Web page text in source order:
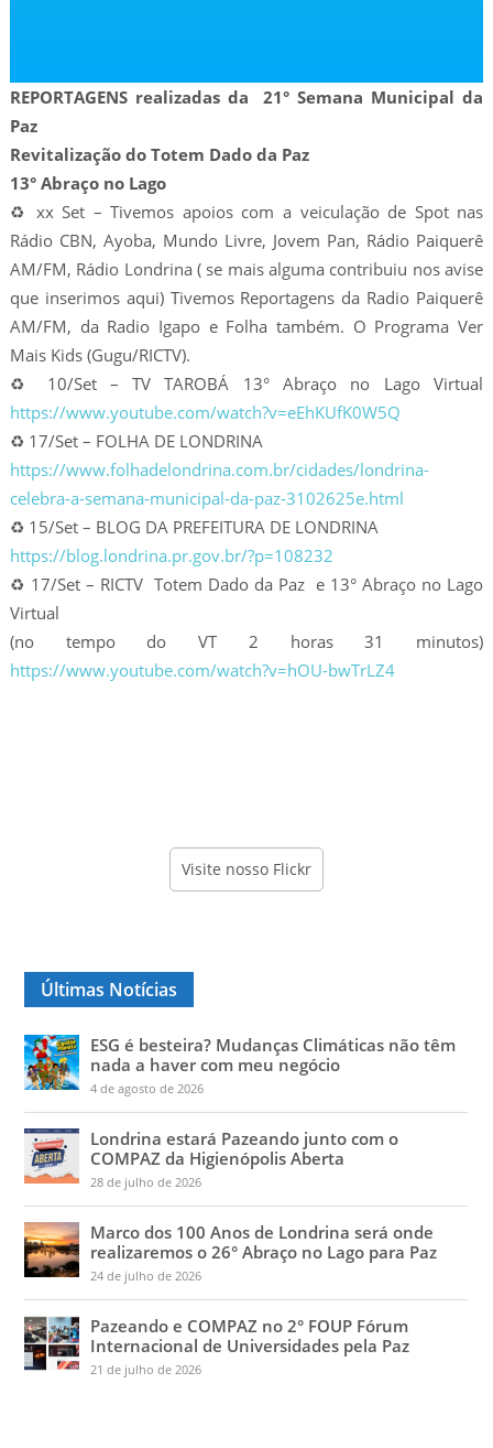
REPORTAGENS realizadas da 21° Semana Municipal da
Paz
Revitalização do Totem Dado da Paz
13° Abraço no Lago
♻️ xx Set – Tivemos apoios com a veiculação de Spot nas
Rádio CBN, Ayoba, Mundo Livre, Jovem Pan, Rádio Paiquerê
AM/FM, Rádio Londrina ( se mais alguma contribuiu nos avise
que inserimos aqui) Tivemos Reportagens da Radio Paiquerê
AM/FM, da Radio Igapo e Folha também. O Programa Ver
Mais Kids (Gugu/RICTV).
♻️ 10/Set – TV TAROBÁ 13° Abraço no Lago Virtual
https://www.youtube.com/watch?v=eEhKUfK0W5Q
♻️ 17/Set – FOLHA DE LONDRINA
https://www.folhadelondrina.com.br/cidades/londrina-
celebra-a-semana-municipal-da-paz-3102625e.html
♻️ 15/Set – BLOG DA PREFEITURA DE LONDRINA
https://blog.londrina.pr.gov.br/?p=108232
♻️ 17/Set – RICTV Totem Dado da Paz e 13° Abraço no Lago
Virtual
(no tempo do VT 2 horas 31 minutos)
https://www.youtube.com/watch?v=hOU-bwTrLZ4
Visite nosso Flickr
Últimas Notícias
ESG é besteira? Mudanças Climáticas não têm
nada a haver com meu negócio
4 de agosto de 2026
Londrina estará Pazeando junto com o
COMPAZ da Higienópolis Aberta
28 de julho de 2026
Marco dos 100 Anos de Londrina será onde
realizaremos o 26° Abraço no Lago para Paz
24 de julho de 2026
Pazeando e COMPAZ no 2° FOUP Fórum
Internacional de Universidades pela Paz
21 de julho de 2026